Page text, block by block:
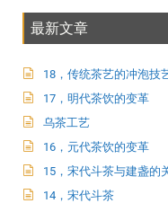
最新文章
18，传统茶艺的冲泡技
17，明代茶饮的变革
乌茶工艺
16，元代茶饮的变革
15，宋代斗茶与建盏的
14，宋代斗茶